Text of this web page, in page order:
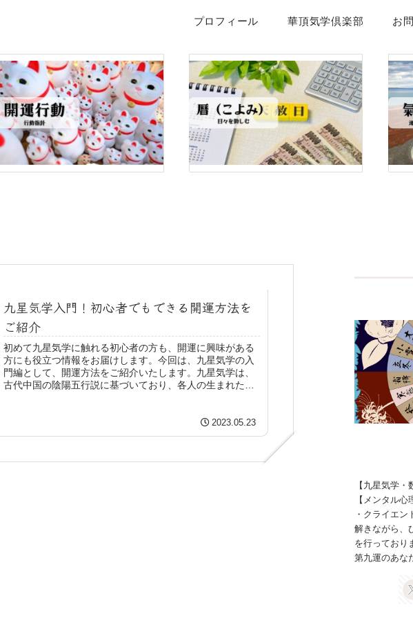
プロフィール 華頂気学倶楽部 お
九星気学入門！初心者でもできる開運方法を
ご紹介
初めて九星気学に触れる初心者の方も、開運に興味がある
方にも役立つ情報をお届けします。今回は、九星気学の入
門編として、開運方法をご紹介いたします。九星気学は、
古代中国の陰陽五行説に基づいており、各人の生まれた
2023.05.23
【九星気学
【メンタル心
・クライエ
解きながら、
を行っており
第九運のあな